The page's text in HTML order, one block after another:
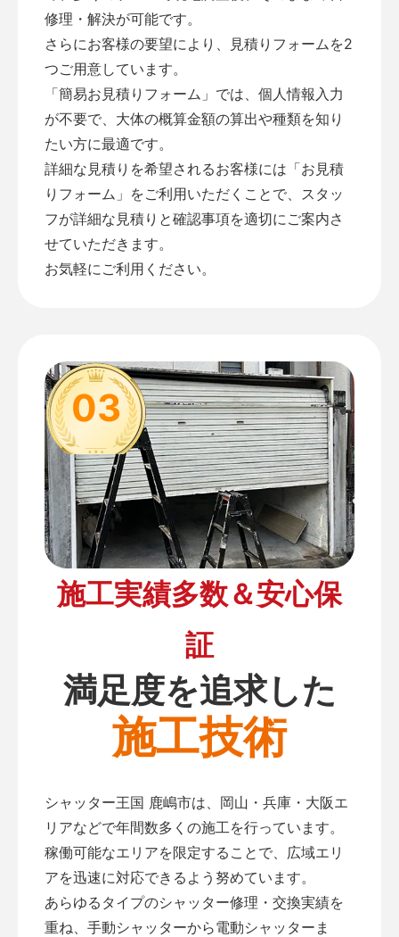
修理・解決が可能です。
さらにお客様の要望により、見積りフォームを2
つご用意しています。
「簡易お見積りフォーム 」では、個人情報入力
が不要で、大体の概算金額の算出や種類を知り
たい方に最適です。
詳細な見積りを希望されるお客様には「お見積
りフォーム 」をご利用いただくことで、スタッ
フが詳細な見積りと確認事項を適切にご案内さ
せていただきます。
お気軽にご利用ください。
03
施工実績多数＆安心保
証
満足度を追求した
施工技術
シャッター王国 鹿嶋市は、岡山・兵庫・大阪エ
リアなどで年間数多くの施工を行っています。
稼働可能なエリアを限定することで、広域エリ
アを迅速に対応できるよう努めています。
あらゆるタイプのシャッター修理・交換実績を
重ね、手動シャッターから電動シャッターま